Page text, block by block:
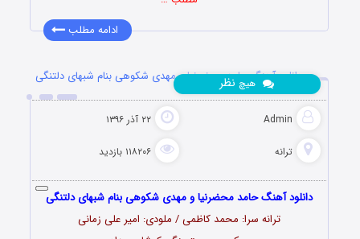
ادامه مطلب
دانلود آهنگ حامد محضرنیا و مهدی شکوهی بنام شبهای دلتنگی
Admin ۲۲ آذر ۱۳۹۶
ترانه ۱۱۸۲۰۶ بازدید
هیچ نظر
دانلود آهنگ حامد محضرنیا و مهدی شکوهی بنام شبهای دلتنگی
ترانه سرا: محمد کاظمی / ملودی: امیر علی زمانی